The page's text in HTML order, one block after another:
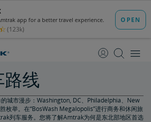
至
至
线
城市漫步：Washington, DC、Philadelphia、New
枚举。在“BosWash Megalopolis”进行商务和休闲旅
列车服务。您将了解Amtrak为何是东北部地区首选